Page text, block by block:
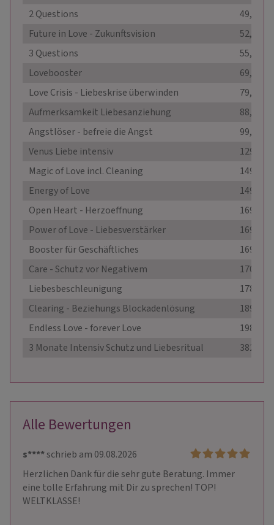
2 Questions
49,00 €
Future in Love - Zukunftsvision
52,00 €
3 Questions
55,00 €
Lovebooster
69,99 €
Love Crisis - Liebeskrise überwinden
79,00 €
Aufmerksamkeit Liebesanziehung
88,00 €
Angstlöser - befreie die Angst
99,00 €
Venus Liebe intensiv
129,00 €
Magic of Love incl. Cleaning
149,00 €
Energy of Love
149,00 €
Open Heart - Herzoeffnung
169,00 €
Power of Love - Liebesverstärker
169,99 €
Booster für Geschäftliches
169,99 €
Care - Schutz vor Negativem
170,00 €
Liebesbeschleunigung
178,00 €
Clearing - Beziehungs Blockadenlösung
189,00 €
Endless Love - forever Love
198,00 €
3 Monate Intensiv Schutz und Liebesritual
382,80 €
Alle Bewertungen
s****schrieb am 09.08.2026
Herzlichen Dank für die sehr gute Beratung. Immer
eine tolle Erfahrung mit Dir zu sprechen! TOP!
WELTKLASSE!